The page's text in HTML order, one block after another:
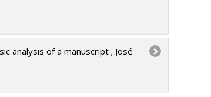
analysis of a manuscript ; José